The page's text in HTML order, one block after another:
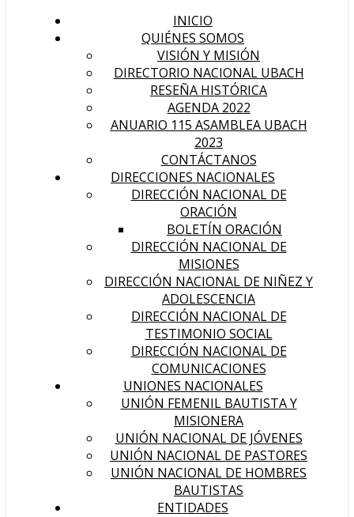
INICIO
QUIÉNES SOMOS
VISIÓN Y MISIÓN
DIRECTORIO NACIONAL UBACH
RESEÑA HISTÓRICA
AGENDA 2022
ANUARIO 115 ASAMBLEA UBACH
2023
CONTÁCTANOS
DIRECCIONES NACIONALES
DIRECCIÓN NACIONAL DE
ORACIÓN
BOLETÍN ORACIÓN
DIRECCIÓN NACIONAL DE
MISIONES
DIRECCIÓN NACIONAL DE NIÑEZ Y
ADOLESCENCIA
DIRECCIÓN NACIONAL DE
TESTIMONIO SOCIAL
DIRECCIÓN NACIONAL DE
COMUNICACIONES
UNIONES NACIONALES
UNIÓN FEMENIL BAUTISTA Y
MISIONERA
UNIÓN NACIONAL DE JÓVENES
UNIÓN NACIONAL DE PASTORES
UNIÓN NACIONAL DE HOMBRES
BAUTISTAS
ENTIDADES